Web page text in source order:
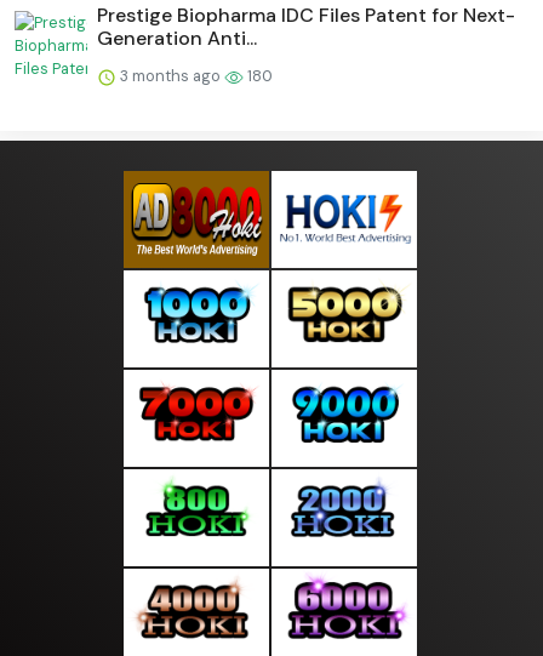
Prestige Biopharma IDC Files Patent for Next-
Generation Anti...
3 months ago 180